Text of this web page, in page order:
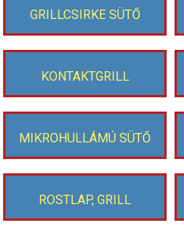
GRILLCSIRKE SÜTŐ
KONTAKTGRILL
MIKROHULLÁMÚ SÜTŐ
ROSTLAP, GRILL